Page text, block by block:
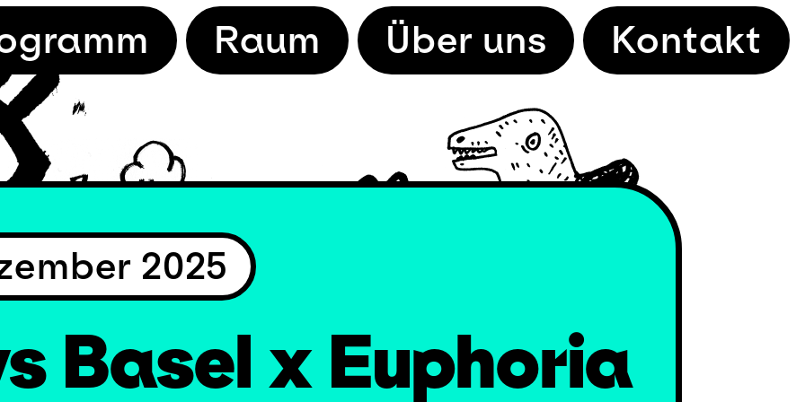
Raum Über uns Kontakt
2025
Basel x Euphoria